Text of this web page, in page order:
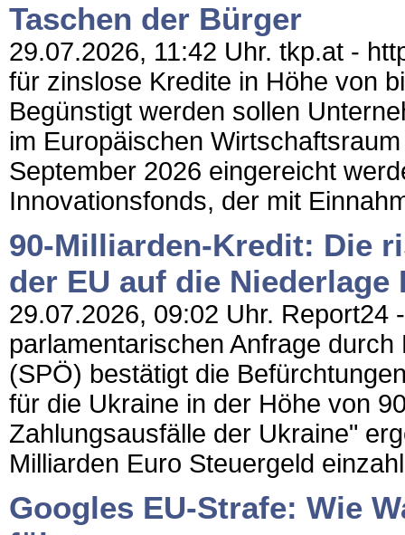
Taschen der Bürger
29.07.2026, 11:42 Uhr. tkp.at -
für zinslose Kredite in Höhe von
Begünstigt werden sollen
im Europäischen
September 2026 eingereicht
Innovationsfonds, der mit
90-Milliarden-Kredit: Die
der EU auf die Niederlage
29.07.2026, 09:02 Uhr. Report24
parlamentarischen Anfrage
(SPÖ) bestätigt die
für die Ukraine in der Höhe von
Zahlungsausfälle der Ukraine"
Milliarden Euro Steuergeld
Googles EU-Strafe: Wie